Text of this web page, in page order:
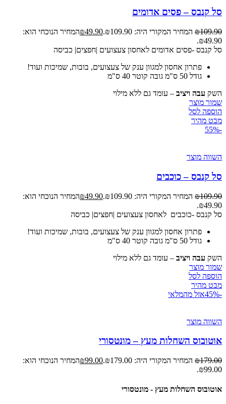
סל קנבס – פסים אדומים
₪109.90 המחיר המקורי היה: ₪109.90. ₪49.90
המחיר הנוכחי הוא:
₪49.90.
סל קנבס -פסים אדומים לאחסון צעצועים |חפצים| כביסה
פתרון אחסון למגוון ענק של צעצועים, בובות, שמיכות ועוד!
גודל 50 ס"מ גובה קוטר 40 ס"מ
השק עבה ויציב – עומד גם ללא מילוי
שמור מוצר
הוספה לסל
מבט מהיר
-55%
השווה מוצר
סל קנבס – כוכבים
₪109.90 המחיר המקורי היה: ₪109.90. ₪49.90
המחיר הנוכחי הוא:
₪49.90.
סל קנבס -כוכבים לאחסון צעצועים |חפצים| כביסה
פתרון אחסון למגוון ענק של צעצועים, בובות, שמיכות ועוד!
גודל 50 ס"מ גובה קוטר 40 ס"מ
השק עבה ויציב – עומד גם ללא מילוי
שמור מוצר
הוספה לסל
מבט מהיר
-45%
אזל מהמלאי
השווה מוצר
אוטובוס השחלות מעץ – מונטסורי
₪179.00 המחיר המקורי היה: ₪179.00. ₪99.00
המחיר הנוכחי הוא:
₪99.00.
אוטובוס השחלות מעץ - מונטסורי